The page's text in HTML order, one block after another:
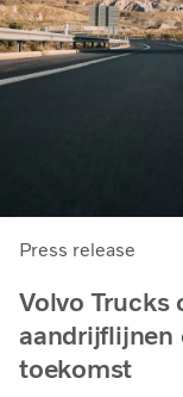
Press release
Volvo
aandrijflijnen
toekomst